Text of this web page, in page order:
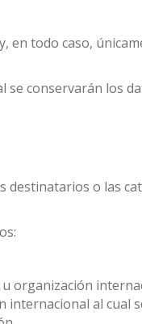
en todo caso,
se conservarán los
destinatarios o las
organización
internacional al cual